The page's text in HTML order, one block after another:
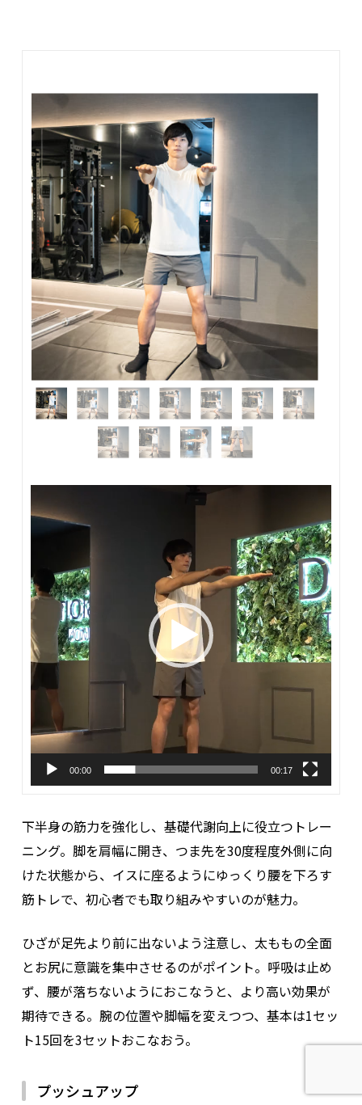
画
ー
00:00 00:17
下半身の筋力を強化し、基礎代謝向上に役立つトレー
ニング。脚を肩幅に開き、つま先を30度程度外側に向
けた状態から、イスに座るようにゆっくり腰を下ろす
筋トレで、初心者でも取り組みやすいのが魅力。
ひざが足先より前に出ないよう注意し、太ももの全面
とお尻に意識を集中させるのがポイント。呼吸は止め
ず、腰が落ちないようにおこなうと、より高い効果が
期待できる。腕の位置や脚幅を変えつつ、基本は1セッ
ト15回を3セットおこなおう。
プッシュアップ